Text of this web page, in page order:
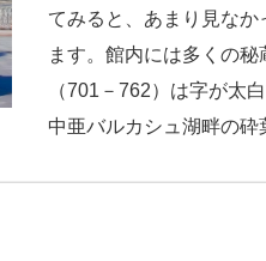
てみると、あまり見な
ます。館内には多くの
（701－762）は字が太
中亜バルカシュ湖畔の